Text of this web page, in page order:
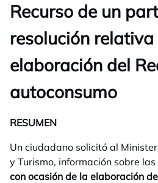
Recurso de un
resolución relativa
elaboración del
autoconsumo
RESUMEN
Un ciudadano solicitó al
y Turismo, información sobre las
con ocasión de la elaboración